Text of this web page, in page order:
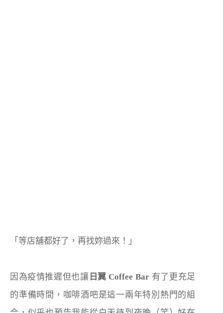
「等店舖都好了，再找妳過來！」
因為疫情推遲但也讓 日翼 Coffee Bar 有了更充足
的準備時間，咖啡酒吧是這一兩年特別熱門的組